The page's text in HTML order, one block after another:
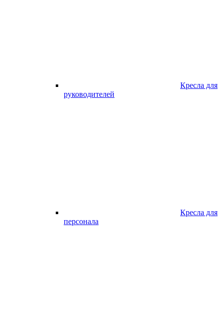
Кресла для
руководителей
Кресла для
персонала